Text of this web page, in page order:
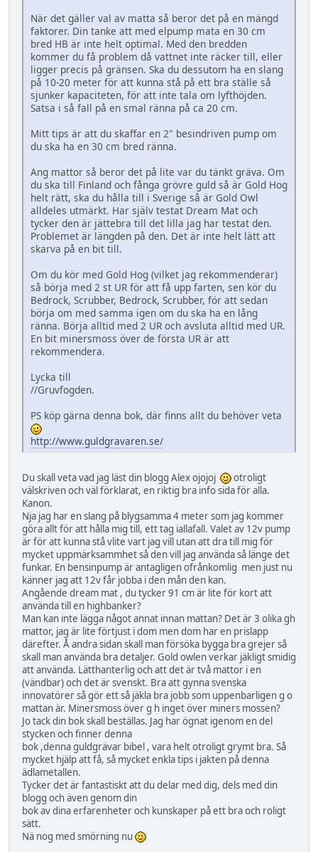
När det gäller val av matta så beror det på en mängd
faktorer. Din tanke att med elpump mata en 30 cm
bred HB är inte helt optimal. Med den bredden
kommer du få problem då vattnet inte räcker till, eller
ligger precis på gränsen. Ska du dessutom ha en slang
på 10-20 meter för att kunna stå på ett bra ställe så
sjunker kapaciteten, för att inte tala om lyfthöjden.
Satsa i så fall på en smal ränna på ca 20 cm.
Mitt tips är att du skaffar en 2" besindriven pump om
du ska ha en 30 cm bred ränna.
Ang mattor så beror det på lite var du tänkt gräva. Om
du ska till Finland och fånga grövre guld så är Gold Hog
helt rätt, ska du hålla till i Sverige så är Gold Owl
alldeles utmärkt. Har själv testat Dream Mat och
tycker den är jättebra till det lilla jag har testat den.
Problemet är längden på den. Det är inte helt lätt att
skarva på en bit till.
Om du kör med Gold Hog (vilket jag rekommenderar)
så börja med 2 st UR för att få upp farten, sen kör du
Bedrock, Scrubber, Bedrock, Scrubber, för att sedan
börja om med samma igen om du ska ha en lång
ränna. Börja alltid med 2 UR och avsluta alltid med UR.
En bit minersmoss över de första UR är att
rekommendera.
Lycka till
//Gruvfogden.
PS köp gärna denna bok, där finns allt du behöver veta
http://www.guldgravaren.se/
Du skall veta vad jag läst din blogg Alex ojojoj
otroligt
välskriven och väl förklarat, en riktig bra info sida för alla.
Kanon.
Nja jag har en slang på blygsamma 4 meter som jag kommer
göra allt för att hålla mig till, ett tag iallafall. Valet av 12v pump
är för att kunna stå vlite vart jag vill utan att dra till mig för
mycket uppmärksammhet så den vill jag använda så länge det
funkar. En bensinpump är antagligen ofrånkomlig men just nu
känner jag att 12v får jobba i den mån den kan.
Angående dream mat , du tycker 91 cm är lite för kort att
använda till en highbanker?
Man kan inte lägga något annat innan mattan? Det är 3 olika gh
mattor, jag är lite förtjust i dom men dom har en prislapp
därefter. Å andra sidan skall man försöka bygga bra grejer så
skall man använda bra detaljer. Gold owlen verkar jäkligt smidig
att använda. Lätthanterlig och att det är två mattor i en
(vändbar) och det är svenskt. Bra att gynna svenska
innovatörer så gör ett så jäkla bra jobb som uppenbarligen g o
mattan är. Minersmoss över g h inget över miners mossen?
Jo tack din bok skall beställas. Jag har ögnat igenom en del
stycken och finner denna
bok ,denna guldgrävar bibel , vara helt otroligt grymt bra. Så
mycket hjälp att få, så mycket enkla tips i jakten på denna
ädlametallen.
Tycker det är fantastiskt att du delar med dig, dels med din
blogg och även genom din
bok av dina erfarenheter och kunskaper på ett bra och roligt
sätt.
Nä nog med smörning nu